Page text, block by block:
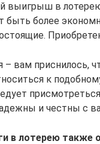
выигрыш в
быть более
– вам приснилось,
к
и честны с
в лотерею также